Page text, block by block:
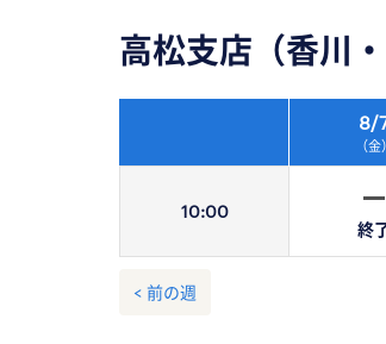
高松支店（香川・
10:00
8/
（金）
終
< 前の週